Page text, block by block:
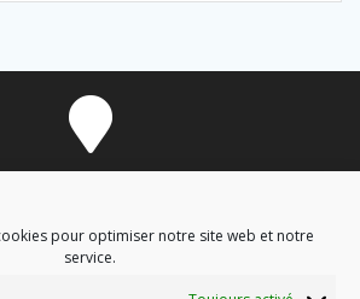
pour optimiser notre site web et notre
service.